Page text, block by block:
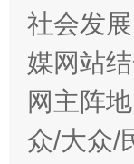
社会发
媒网站
网主阵
众/大众/